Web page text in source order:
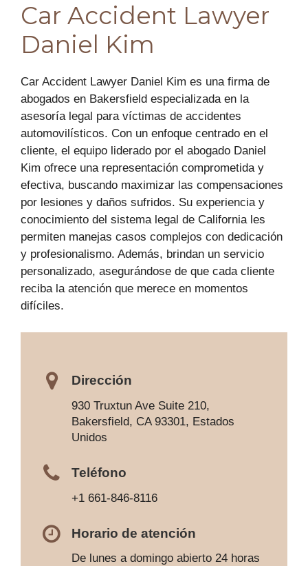
Car Accident Lawyer
Daniel Kim
Car Accident Lawyer Daniel Kim es una firma de
abogados en Bakersfield especializada en la
asesoría legal para víctimas de accidentes
automovilísticos. Con un enfoque centrado en el
cliente, el equipo liderado por el abogado Daniel
Kim ofrece una representación comprometida y
efectiva, buscando maximizar las compensaciones
por lesiones y daños sufridos. Su experiencia y
conocimiento del sistema legal de California les
permiten manejas casos complejos con dedicación
y profesionalismo. Además, brindan un servicio
personalizado, asegurándose de que cada cliente
reciba la atención que merece en momentos
difíciles.
Dirección
930 Truxtun Ave Suite 210,
Bakersfield, CA 93301, Estados
Unidos
Teléfono
+1 661-846-8116
Horario de atención
De lunes a domingo abierto 24 horas